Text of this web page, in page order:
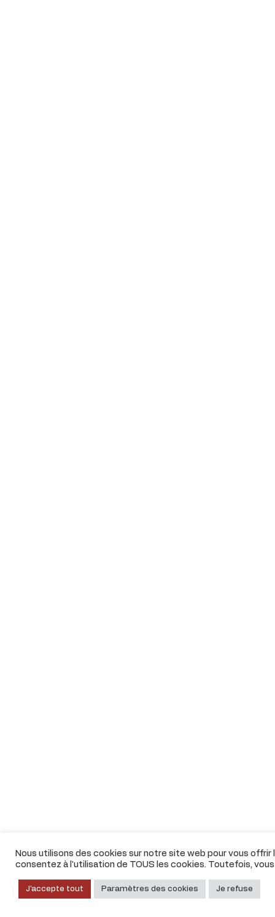
Nous utilisons des cookies sur notre site web pour vous
consentez à l'utilisation de TOUS les cookies. Toutefois,
J'accepte tout Paramètres des cookies Je refuse